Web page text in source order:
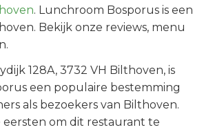
. Lunchroom Bosporus is een
Bekijk onze reviews, menu
128A, 3732 VH Bilthoven, is
een populaire bestemming
als bezoekers van Bilthoven.
eersten om dit restaurant te